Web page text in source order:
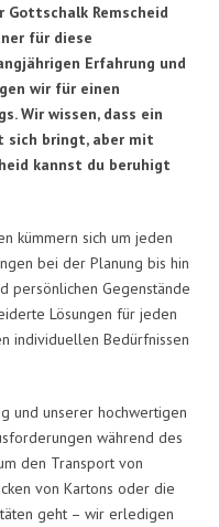
Gottschalk Remscheid
für diese
Erfahrung und
wir für einen
Wir wissen, dass ein
sich bringt, aber mit
kannst du beruhigt
kümmern sich um jeden
bei der Planung bis hin
persönlichen Gegenstände
Lösungen für jeden
individuellen Bedürfnissen
und unserer hochwertigen
während des
den Transport von
von Kartons oder die
geht – wir erledigen